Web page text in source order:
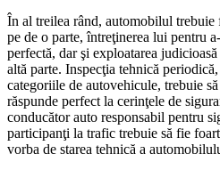
În al treilea rând, automobilul
pe de o parte, întreţinerea lui pentru
perfectă, dar şi exploatarea
altă parte. Inspecţia tehnică
categoriile de autovehicule, trebuie
răspunde perfect la cerinţele de
conducător auto responsabil pentru
participanţi la trafic trebuie să fie
vorba de starea tehnică a